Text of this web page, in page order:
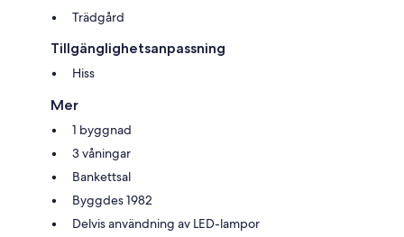
Trädgård
Tillgänglighetsanpassning
Hiss
Mer
1 byggnad
3 våningar
Bankettsal
Byggdes 1982
Delvis användning av LED-lampor